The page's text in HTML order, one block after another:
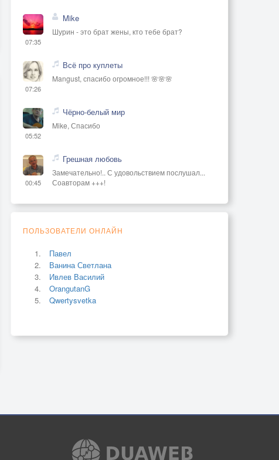
07:35
Mike
Шурин - это брат жены, кто тебе брат?
07:26
Всё про куплеты
Mangust, спасибо огромное!!! 🌸🌸🌸
05:52
Чёрно-белый мир
Mike, Спасибо
00:45
Грешная любовь
Замечательно!.. С удовольствием послушал...
Соавторам +++!
ПОЛЬЗОВАТЕЛИ ОНЛАЙН
Павел
Ванина Светлана
Ивлев Василий
OrangutanG
Qwertysvetka